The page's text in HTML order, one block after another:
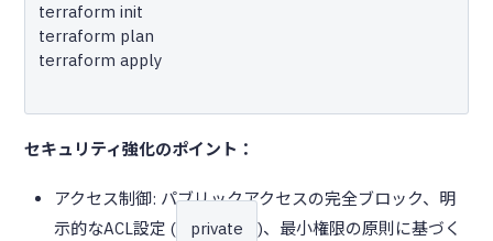
terraform init
terraform plan
terraform apply
セキュリティ強化のポイント：
アクセス制御: パブリックアクセスの完全ブロック、明
示的なACL設定 (
private
)、最小権限の原則に基づく